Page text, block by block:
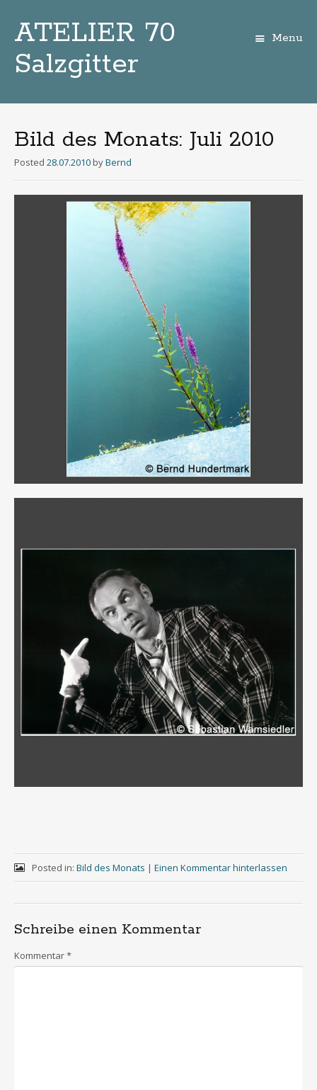
ATELIER 70
Salzgitter
Menu
Bild des Monats: Juli 2010
Posted 28.07.2010 byBernd
Posted in: Bild des Monats | Einen Kommentar hinterlassen
Schreibe einen Kommentar
Kommentar*